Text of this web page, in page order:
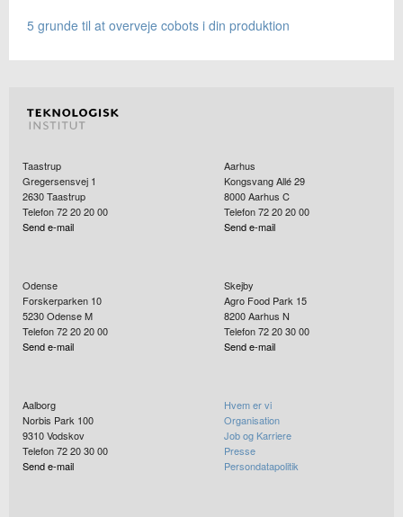
5 grunde til at overveje cobots i din produktion
Taastrup
Gregersensvej 1
2630Taastrup
Telefon 72 20 20 00
Send e-mail
Aarhus
Kongsvang Allé 29
8000Aarhus C
Telefon 72 20 20 00
Send e-mail
Odense
Forskerparken 10
5230Odense M
Telefon 72 20 20 00
Send e-mail
Skejby
Agro Food Park 15
8200Aarhus N
Telefon 72 20 30 00
Send e-mail
Aalborg
Norbis Park 100
9310Vodskov
Telefon 72 20 30 00
Send e-mail
Hvem er vi
Organisation
Job og Karriere
Presse
Persondatapolitik